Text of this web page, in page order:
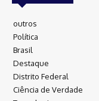
outros
Política
Brasil
Destaque
Distrito Federal
Ciência de Verdade